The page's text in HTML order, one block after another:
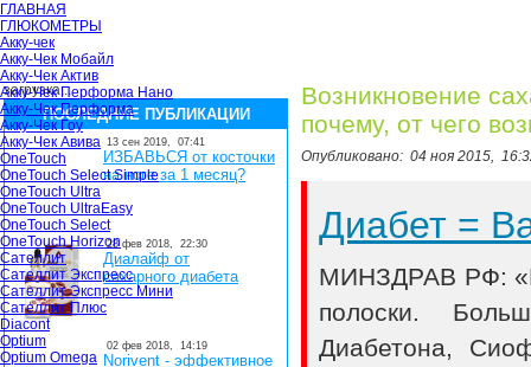
ГЛАВНАЯ
ГЛЮКОМЕТРЫ
Акку-чек
Акку-Чек Мобайл
Акку-Чек Актив
Акку-Чек Перформа Нано
Акку-Чек Перформа
Акку-Чек Гоу
Акку-Чек Авива
OneTouch
OneTouch Select Simple
OneTouch Ultra
OneTouch UltraEasy
OneTouch Select
OneTouch Horizon
Сателлит
Сателлит Экспресс
Сателлит Экспресс Мини
Сателлит Плюс
Diacont
Optium
Optium Omega
загрузка...
ПОСЛЕДНИЕ ПУБЛИКАЦИИ
13 сен 2019, 07:41
ИЗБАВЬСЯ от косточки
на ноге за 1 месяц?
28 фев 2018, 22:30
Диалайф от
сахарного диабета
02 фев 2018, 14:19
Norivent - эффективное
Возникновение
почему, от чего
Опубликовано: 04 ноя 2015,
Диабет =
МИНЗДРАВ РФ:
полоски.
Диабетона,